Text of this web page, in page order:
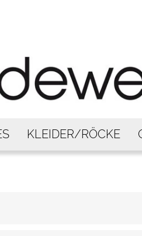
KLEIDER/RÖCKE